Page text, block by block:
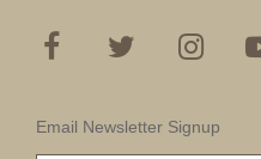
Email Newsletter Signup